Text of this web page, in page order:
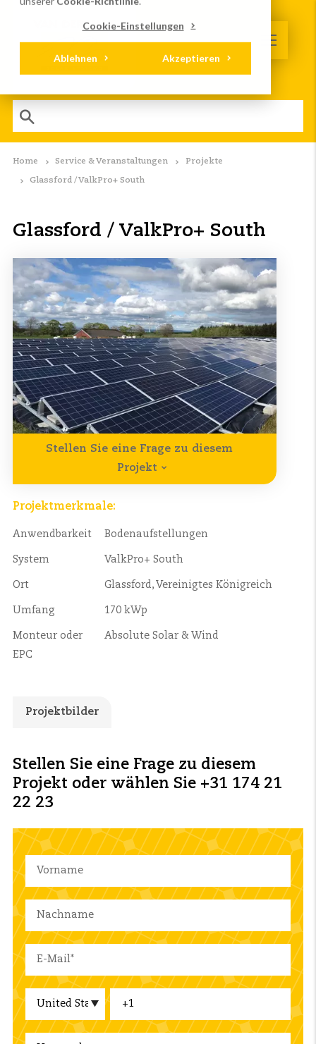
Cookie-Einstellungen
Akzeptieren
Ablehnen
Home Service & Veranstaltungen Projekte
Glassford / ValkPro+ South
Glassford / ValkPro+ South
Stellen Sie eine Frage zu diesem
Projekt
Projektmerkmale:
Anwendbarkeit Bodenaufstellungen
System ValkPro+ South
Ort Glassford, Vereinigtes Königreich
Umfang 170 kWp
Monteur oder
EPC
Absolute Solar & Wind
Projektbilder
Stellen Sie eine Frage zu diesem
Projekt oder wählen Sie +31 174 21
22 23